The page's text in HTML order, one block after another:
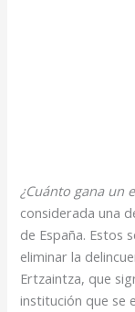
¿Cuánto gana un
considerada una
de España. Estos
eliminar la
Ertzaintza, que
institución que se